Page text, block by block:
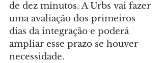
de dez minutos. A Urbs vai fazer
uma avaliação dos primeiros
dias da integração e poderá
ampliar esse prazo se houver
necessidade.